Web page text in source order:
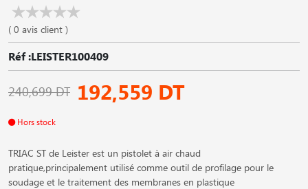
( 0 avis client )
Réf :LEISTER100409
240,699 DT 192,559 DT
Hors stock
TRIAC ST de Leister est un pistolet à air chaud
pratique,principalement utilisé comme outil de profilage pour le
soudage et le traitement des membranes en plastique